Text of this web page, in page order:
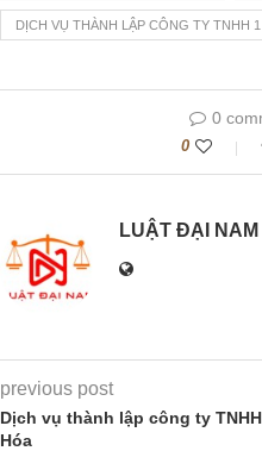
DỊCH VỤ THÀNH LẬP CÔNG TY TNHH
0
0
LUẬT ĐẠI NAM
previous post
Dịch vụ thành lập công ty
Hóa